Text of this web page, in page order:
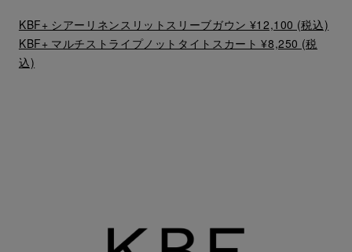
KBF+ シアーリネンスリットスリーブガウン ¥12,100 (税込)
KBF+ マルチストライプノットタイトスカート ¥8,250 (税
込)